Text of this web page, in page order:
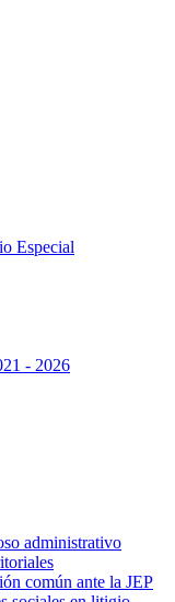
Especial
- 2026
administrativo
común ante la JEP